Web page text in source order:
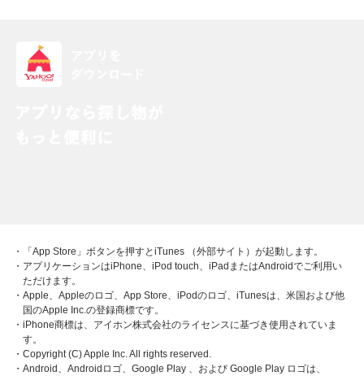
・「App Store」ボタンを押すとiTunes （外部サイト）が起動します。
・アプリケーションはiPhone、iPod touch、iPadまたはAndroidでご利用い
ただけます。
・Apple、Appleのロゴ、App Store、iPodのロゴ、iTunesは、米国および他
国のApple Inc.の登録商標です。
・iPhone商標は、アイホン株式会社のライセンスに基づき使用されていま
す。
・Copyright (C) Apple Inc. All rights reserved.
・Android、Androidロゴ、Google Play 、および Google Play ロゴは、